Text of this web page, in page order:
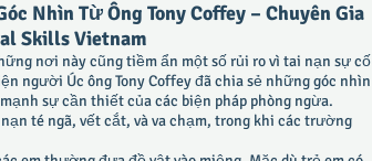
Nhìn Từ Ông Tony Coffey – Chuyên Gia
Skills Vietnam
nơi này cũng tiềm ẩn một số rủi ro vì tai nạn sự cố
người Úc ông Tony Coffey đã chia sẻ những góc nhìn
sự cần thiết của các biện pháp phòng ngừa.
té ngã, vết cắt, và va chạm, trong khi các trường